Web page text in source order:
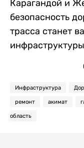
Карагандой и
безопасность
трасса станет
Инфраструктура
ремонт акимат
область